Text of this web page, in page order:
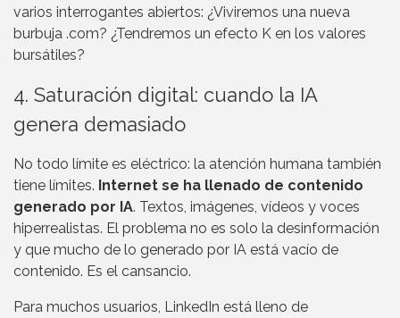
varios interrogantes abiertos: ¿Viviremos una nueva
burbuja .com? ¿Tendremos un efecto K en los valores
bursátiles?
4. Saturación digital: cuando la IA
genera demasiado
No todo límite es eléctrico: la atención humana también
tiene límites. Internet se ha llenado de contenido
generado por IA. Textos, imágenes, vídeos y voces
hiperrealistas. El problema no es solo la desinformación
y que mucho de lo generado por IA está vacío de
contenido. Es el cansancio.
Para muchos usuarios, LinkedIn está lleno de